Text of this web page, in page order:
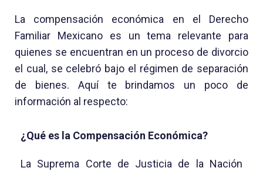
La compensación económica en el Derecho
Familiar Mexicano es un tema relevante para
quienes se encuentran en un proceso de divorcio
el cual, se celebró bajo el régimen de separación
de bienes. Aquí te brindamos un poco de
información al respecto:
¿Qué es la Compensación Económica?
La Suprema Corte de Justicia de la Nación